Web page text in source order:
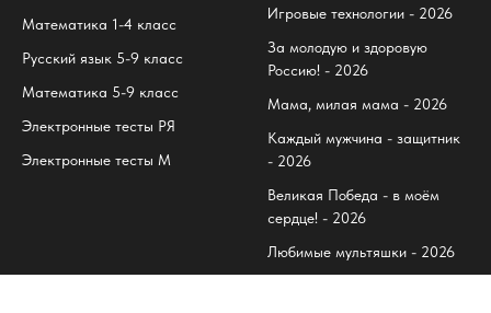
Математика 1-4 класс
Русский язык 5-9 класс
Математика 5-9 класс
Электронные тесты РЯ
Электронные тесты М
Игровые технологии - 2026
За молодую и здоровую
Россию! - 2026
Мама, милая мама - 2026
Каждый мужчина - защитник
- 2026
Великая Победа - в моём
сердце! - 2026
Любимые мультяшки - 2026